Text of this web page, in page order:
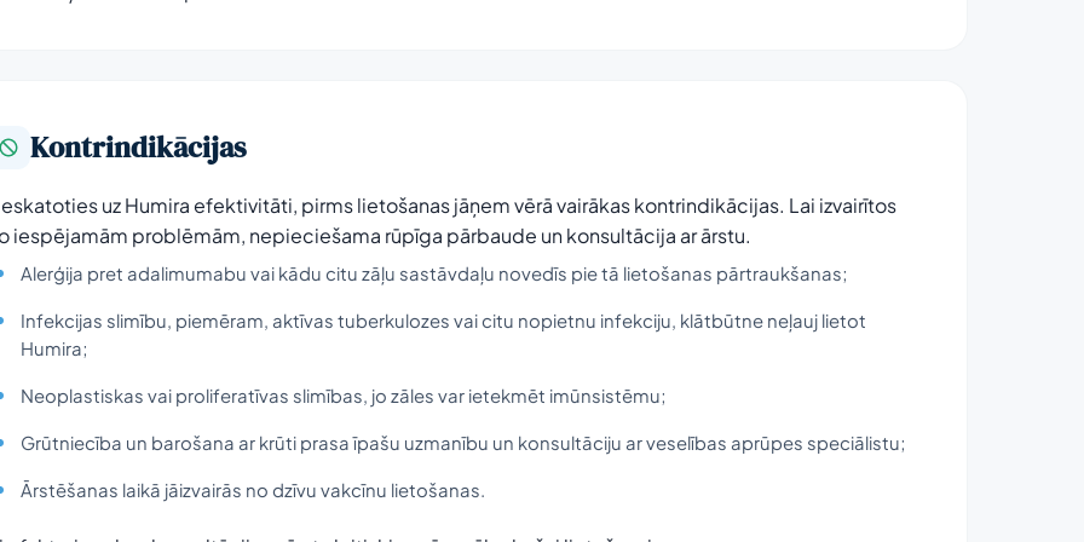
Kontrindikācijas
uz Humira efektivitāti, pirms lietošanas jāņem vērā vairākas kontrindikācijas. Lai izvairītos
iespējamām problēmām, nepieciešama rūpīga pārbaude un konsultācija ar ārstu.
Alerģija pret adalimumabu vai kādu citu zāļu sastāvdaļu novedīs pie tā lietošanas pārtraukšanas;
Infekcijas slimību, piemēram, aktīvas tuberkulozes vai citu nopietnu infekciju, klātbūtne neļauj lietot
Humira;
Neoplastiskas vai proliferatīvas slimības, jo zāles var ietekmēt imūnsistēmu;
Grūtniecība un barošana ar krūti prasa īpašu uzmanību un konsultāciju ar veselības aprūpes speciālistu;
Ārstēšanas laikā jāizvairās no dzīvu vakcīnu lietošanas.